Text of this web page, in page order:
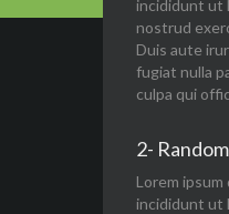
incididunt ut
nostrud
Duis aute
fugiat nulla
culpa qui
2-
Lorem
incididunt ut